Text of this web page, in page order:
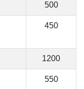
500
450
1200
550